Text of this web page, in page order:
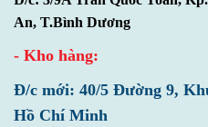
An, T.Bình Dương
- Kho hàng:
Đ/c mới: 40/5 Đường 9,
Hồ Chí Minh